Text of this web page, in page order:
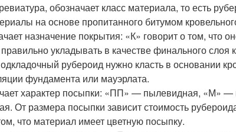
обозначает класс материала, то есть
на основе пропитанного битумом
назначение покрытия: «К» говорит о том, что
укладывать в качестве финального слоя
рубероид нужно класть в основании
фундамента или мауэрлата.
характер посыпки: «ПП» — пылевидная, «М» —
От размера посыпки зависит стоимость
что материал имеет цветную посыпку.